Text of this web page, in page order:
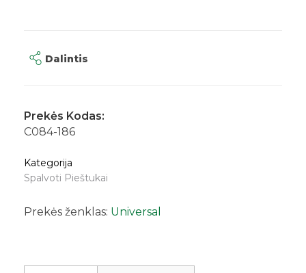
Dalintis
Prekės Kodas:
C084-186
Kategorija
Spalvoti Pieštukai
Prekės ženklas: Universal